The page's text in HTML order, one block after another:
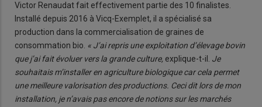
Victor Renaudat fait effectivement partie des 10 finalistes.
Installé depuis 2016 à Vicq-Exemplet, il a spécialisé sa
production dans la commercialisation de graines de
consommation bio. « J’ai repris une exploitation d’élevage bovin
que j’ai fait évoluer vers la grande culture, explique-t-il. Je
souhaitais m’installer en agriculture biologique car cela permet
une meilleure valorisation des productions. Ceci dit lors de mon
installation, je n’avais pas encore de notions sur les marchés